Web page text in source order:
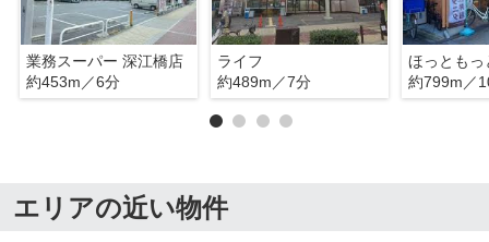
業務スーパー 深江橋店
約453m／6分
ライフ
約489m／7分
ほっともっ
約799m／
エリアの近い物件